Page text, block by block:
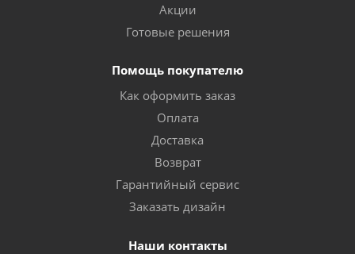
Акции
Готовые решения
Помощь покупателю
Как оформить заказ
Оплата
Доставка
Возврат
Гарантийный сервис
Заказать дизайн
Наши контакты